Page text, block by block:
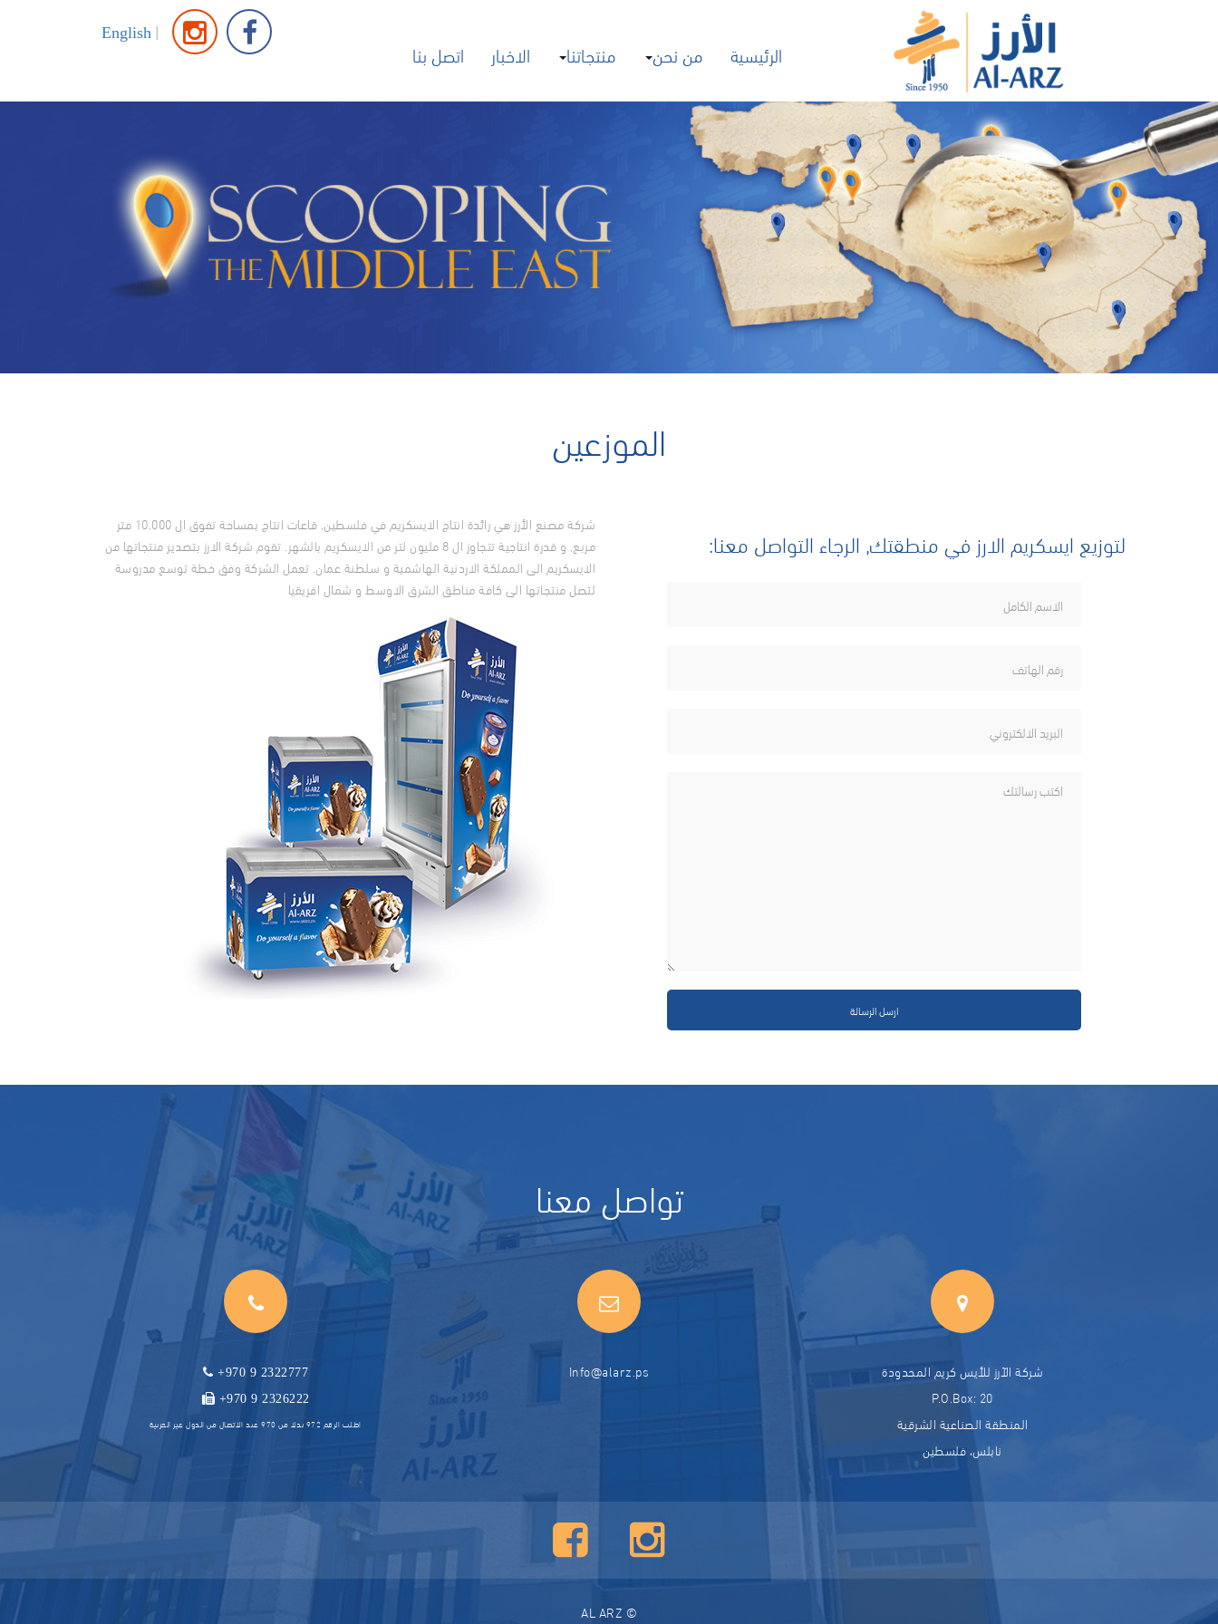
|
English
الرئيسية من نحن منتجاتنا الاخبار اتصل بنا
الموزعين
شركة مصنع الأرز هي رائدة انتاج الايسكريم في فلسطين, قاعات انتاج بمساحة تفوق ال 10,000 متر
مربع, و قدرة انتاجية تتجاوز ال 8 مليون لتر من الايسكريم بالشهر. تقوم شركة الارز بتصدير منتجاتها من
الايسكريم الى المملكة الاردنية الهاشمية و سلطنة عمان. تعمل الشركة وفق خطة توسع مدروسة
لتصل منتجاتها الى كافة مناطق الشرق الاوسط و شمال افريقيا
لتوزيع ايسكريم الارز في منطقتك, الرجاء التواصل معنا:
ارسل الرسالة
تواصل معنا
+970 9 2322777
+970 9 2326222
اطلب الرقم 972 بدلا من 970 عند الاتصال من الدول غير العربية
Info@alarz.ps
شركة الآرز للأيس كريم المحدودة
P.O.Box: 20
المنطقة الصناعية الشرقية
نابلس، فلسطين
© AL ARZ